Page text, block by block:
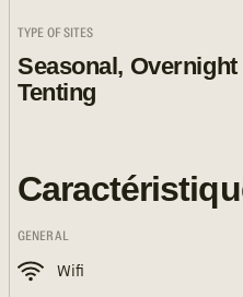
TYPE OF SITES
Seasonal,
Tenting
GENERAL
Wifi